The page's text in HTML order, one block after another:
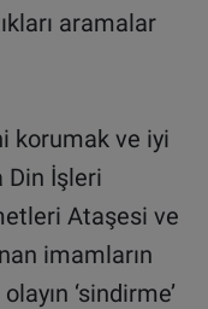
aramalar
korumak ve iyi
Din İşleri
Ataşesi ve
imamların
‘sindirme’